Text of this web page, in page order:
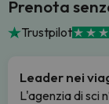
Prenota
Trustpilot
Leader nei
L'agenzia di sci